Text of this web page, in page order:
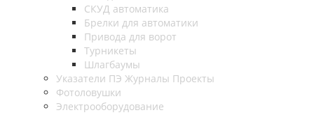
СКУД автоматика
Брелки для автоматики
Привода для ворот
Турникеты
Шлагбаумы
Указатели ПЭ Журналы Проекты
Фотоловушки
Электрооборудование